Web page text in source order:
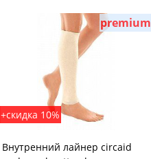
premium
+скидка 10%
Внутренний лайнер circaid